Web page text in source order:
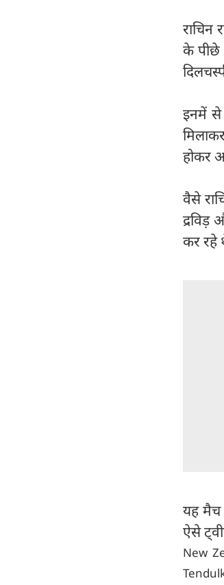
राचिन
के पीछे
इनमें से
होकर
वैसे
द्रविड़
कर रहे
यह मैच
ऐसे
New